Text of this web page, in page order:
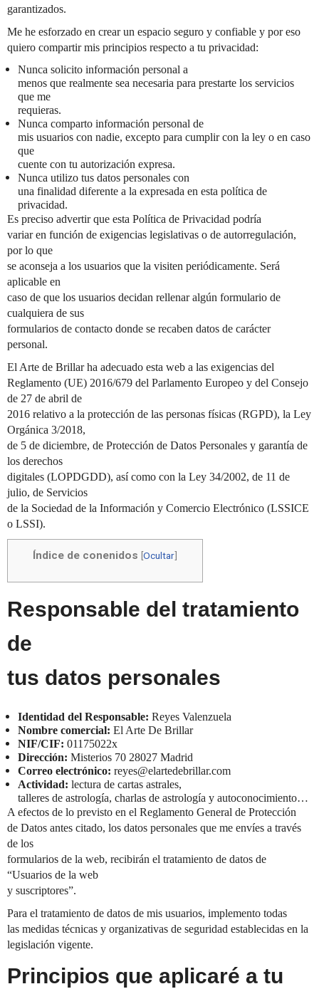
garantizados.
Me he esforzado en crear un espacio seguro y confiable y por eso
quiero compartir mis principios respecto a tu privacidad:
Nunca solicito información personal a
menos que realmente sea necesaria para prestarte los servicios
que me
requieras.
Nunca comparto información personal de
mis usuarios con nadie, excepto para cumplir con la ley o en caso
que
cuente con tu autorización expresa.
Nunca utilizo tus datos personales con
una finalidad diferente a la expresada en esta política de
privacidad.
Es preciso advertir que esta Política de Privacidad podría
variar en función de exigencias legislativas o de autorregulación,
por lo que
se aconseja a los usuarios que la visiten periódicamente. Será
aplicable en
caso de que los usuarios decidan rellenar algún formulario de
cualquiera de sus
formularios de contacto donde se recaben datos de carácter
personal.
El Arte de Brillar ha adecuado esta web a las exigencias del
Reglamento (UE) 2016/679 del Parlamento Europeo y del Consejo
de 27 de abril de
2016 relativo a la protección de las personas físicas (RGPD), la Ley
Orgánica 3/2018,
de 5 de diciembre, de Protección de Datos Personales y garantía de
los derechos
digitales (LOPDGDD), así como con la Ley 34/2002, de 11 de
julio, de Servicios
de la Sociedad de la Información y Comercio Electrónico (LSSICE
o LSSI).
Índice de conenidos [Ocultar]
Responsable del tratamiento
de
tus datos personales
Identidad del Responsable: Reyes Valenzuela
Nombre comercial: El Arte De Brillar
NIF/CIF: 01175022x
Dirección: Misterios 70 28027 Madrid
Correo electrónico: reyes@elartedebrillar.com
Actividad: lectura de cartas astrales,
talleres de astrología, charlas de astrología y autoconocimiento…
A efectos de lo previsto en el Reglamento General de Protección
de Datos antes citado, los datos personales que me envíes a través
de los
formularios de la web, recibirán el tratamiento de datos de
“Usuarios de la web
y suscriptores”.
Para el tratamiento de datos de mis usuarios, implemento todas
las medidas técnicas y organizativas de seguridad establecidas en la
legislación vigente.
Principios que aplicaré a tu